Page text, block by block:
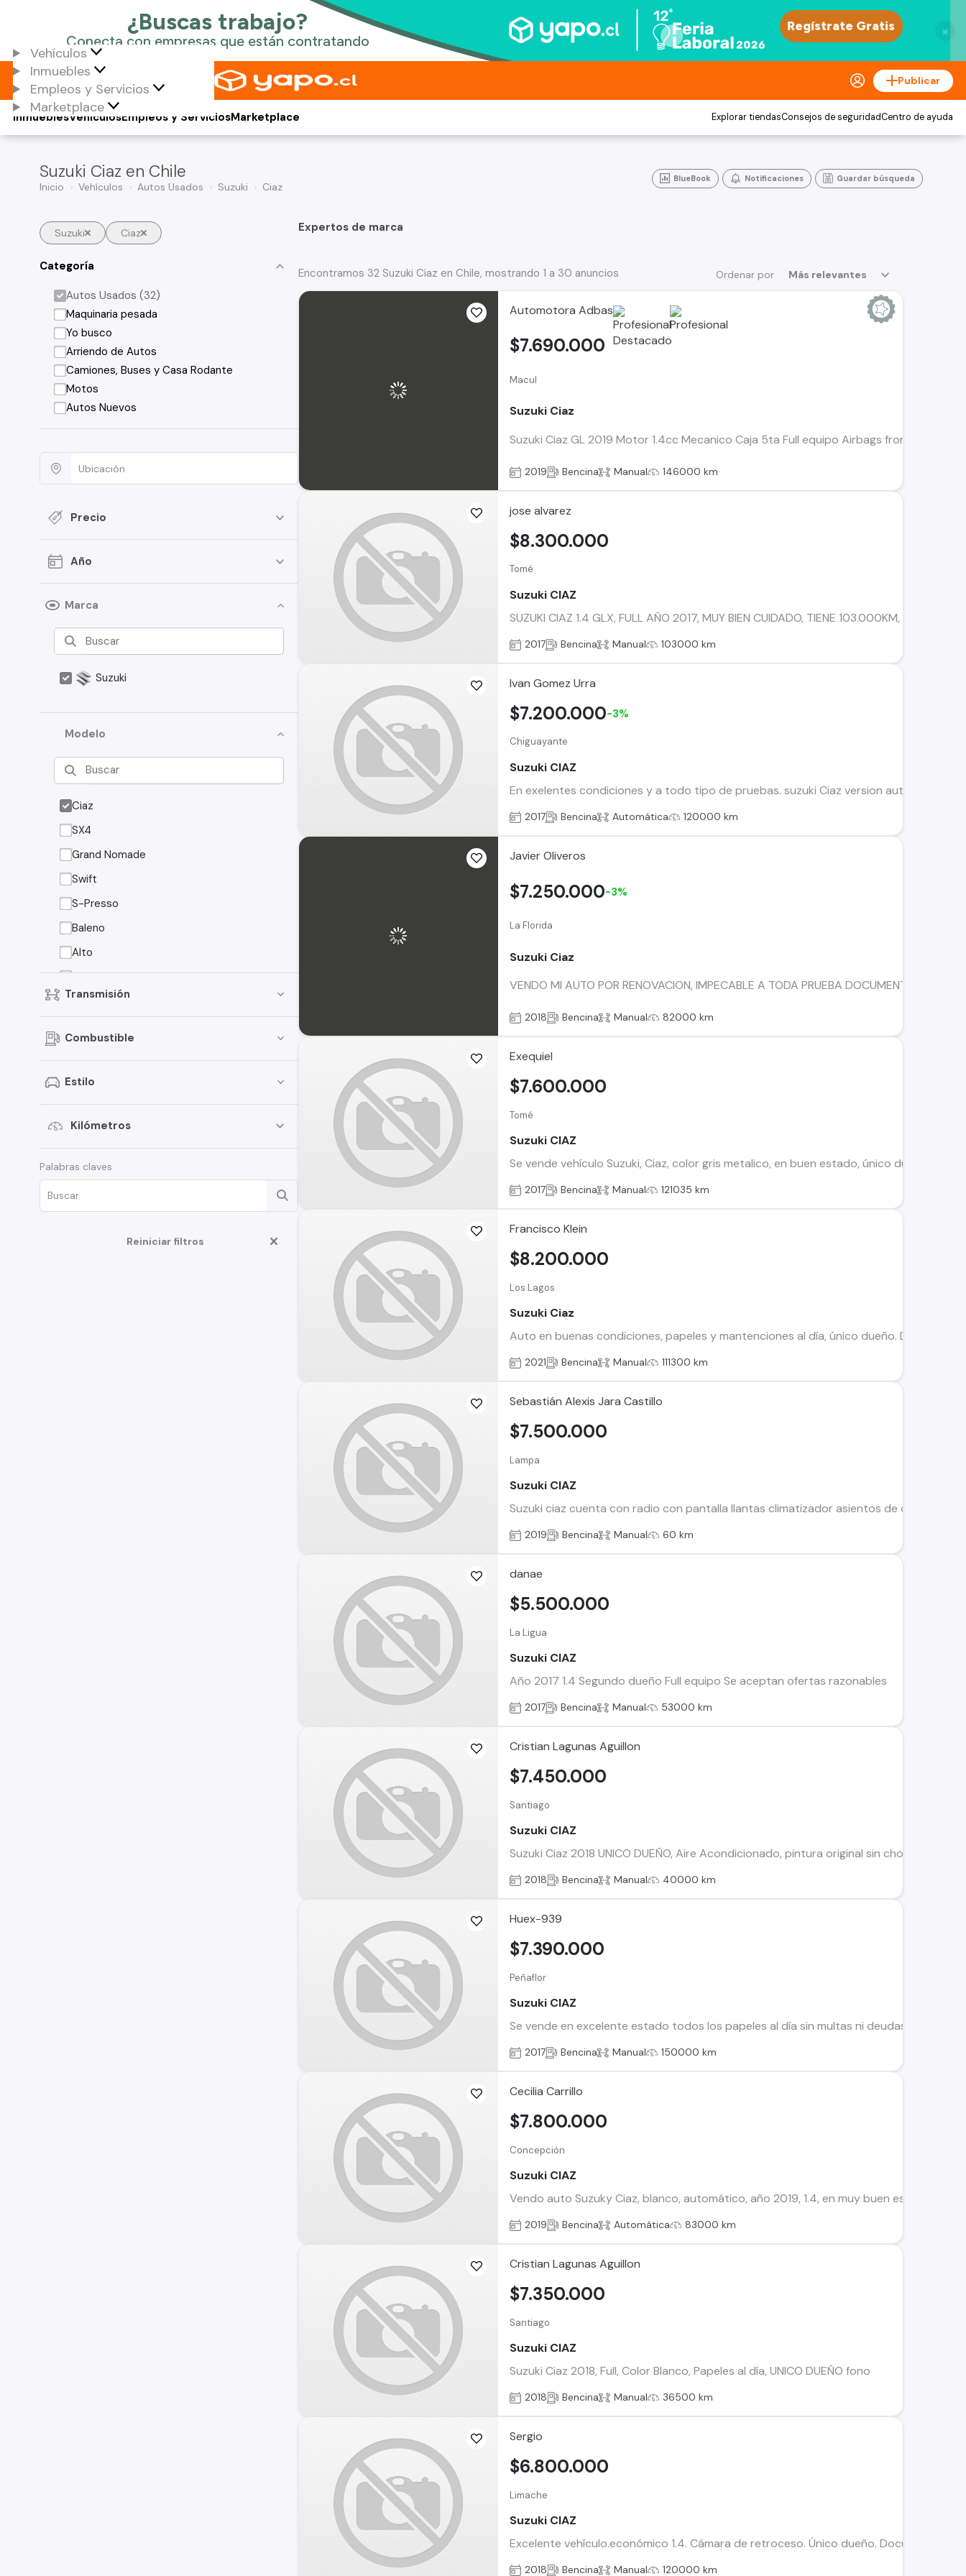
×
Vehículos
Inmuebles
Empleos y Servicios
Marketplace
Publicar
Vehículos
Inmuebles Empleos y ServiciosMarketplace Explorar tiendasConsejos de seguridadCentro de ayuda
Suzuki Ciaz en Chile
Inicio Vehículos Autos Usados Suzuki Ciaz
BlueBook Notificaciones Guardar búsqueda
Suzuki Ciaz
Categoría
Autos Usados (32)
Maquinaria pesada
Yo busco
Arriendo de Autos
Camiones, Buses y Casa Rodante
Motos
Autos Nuevos
Precio
Año
Marca
Suzuki
Modelo
Ciaz
SX4
Grand Nomade
Swift
S-Presso
Baleno
Alto
Dzire
Jimny
Vitara
XL7
Aerio
Ertiga
Fronx
Transmisión
Combustible
Estilo
Kilómetros
Palabras claves
Reiniciar filtros
Expertos de marca
Ordenar por Más relevantes
Encontramos 32 Suzuki Ciaz en Chile, mostrando 1 a 30 anuncios
Automotora Adbas
Macul
Suzuki Ciaz
Suzuki Ciaz GL 2019 Motor 1.4cc Mecanico Caja 5ta Full equipo Airbags frontales
$7.690.000
2019 Bencina Manual 146000 km
jose alvarez
Tomé
Suzuki CIAZ
SUZUKI CIAZ 1.4 GLX, FULL AÑO 2017, MUY BIEN CUIDADO, TIENE 103.000KM, TODA SU
$8.300.000
2017 Bencina Manual 103000 km
Ivan Gomez Urra
Chiguayante
Suzuki CIAZ
En exelentes condiciones y a todo tipo de pruebas. suzuki Ciaz version automatico.
$7.200.000-3%
2017 Bencina Automática 120000 km
Javier Oliveros
La Florida
Suzuki Ciaz
VENDO MI AUTO POR RENOVACION, IMPECABLE A TODA PRUEBA DOCUMENTOS AL DIA,
$7.250.000-3%
2018 Bencina Manual 82000 km
Exequiel
Tomé
Suzuki CIAZ
Se vende vehículo Suzuki, Ciaz, color gris metalico, en buen estado, único dueño, se
$7.600.000
2017 Bencina Manual 121035 km
Francisco Klein
Los Lagos
Suzuki Ciaz
Auto en buenas condiciones, papeles y mantenciones al día, único dueño. Detalle en
$8.200.000
2021 Bencina Manual 111300 km
Sebastián Alexis Jara Castillo
Lampa
Suzuki CIAZ
Suzuki ciaz cuenta con radio con pantalla llantas climatizador asientos de cuero
$7.500.000
2019 Bencina Manual 60 km
danae
La Ligua
Suzuki CIAZ
Año 2017 1.4 Segundo dueño Full equipo Se aceptan ofertas razonables
$5.500.000
2017 Bencina Manual 53000 km
Cristian Lagunas Aguillon
Santiago
Suzuki CIAZ
Suzuki Ciaz 2018 UNICO DUEÑO, Aire Acondicionado, pintura original sin choques
$7.450.000
2018 Bencina Manual 40000 km
Huex-939
Peñaflor
Suzuki CIAZ
Se vende en excelente estado todos los papeles al día sin multas ni deudas
$7.390.000
2017 Bencina Manual 150000 km
Cecilia Carrillo
Concepción
Suzuki CIAZ
Vendo auto Suzuky Ciaz, blanco, automático, año 2019, 1.4, en muy buen estado,
$7.800.000
2019 Bencina Automática 83000 km
Cristian Lagunas Aguillon
Santiago
Suzuki CIAZ
Suzuki Ciaz 2018, Full, Color Blanco, Papeles al día, UNICO DUEÑO fono
$7.350.000
2018 Bencina Manual 36500 km
Sergio
Limache
Suzuki CIAZ
Excelente vehículo.económico 1.4. Cámara de retroceso. Único dueño. Documentos
$6.800.000
2018 Bencina Manual 120000 km